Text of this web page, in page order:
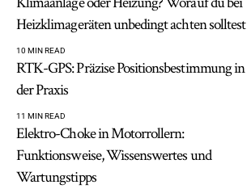
Heizklimageräten unbedingt achten solltest
10 MIN READ
RTK-GPS: Präzise Positionsbestimmung in
der Praxis
11 MIN READ
Elektro-Choke in Motorrollern:
Funktionsweise, Wissenswertes und
Wartungstipps